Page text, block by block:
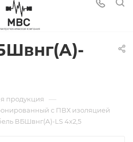
продукция —
с ПВХ изоляцией
ВБШвнг(А)-LS 4х2,5